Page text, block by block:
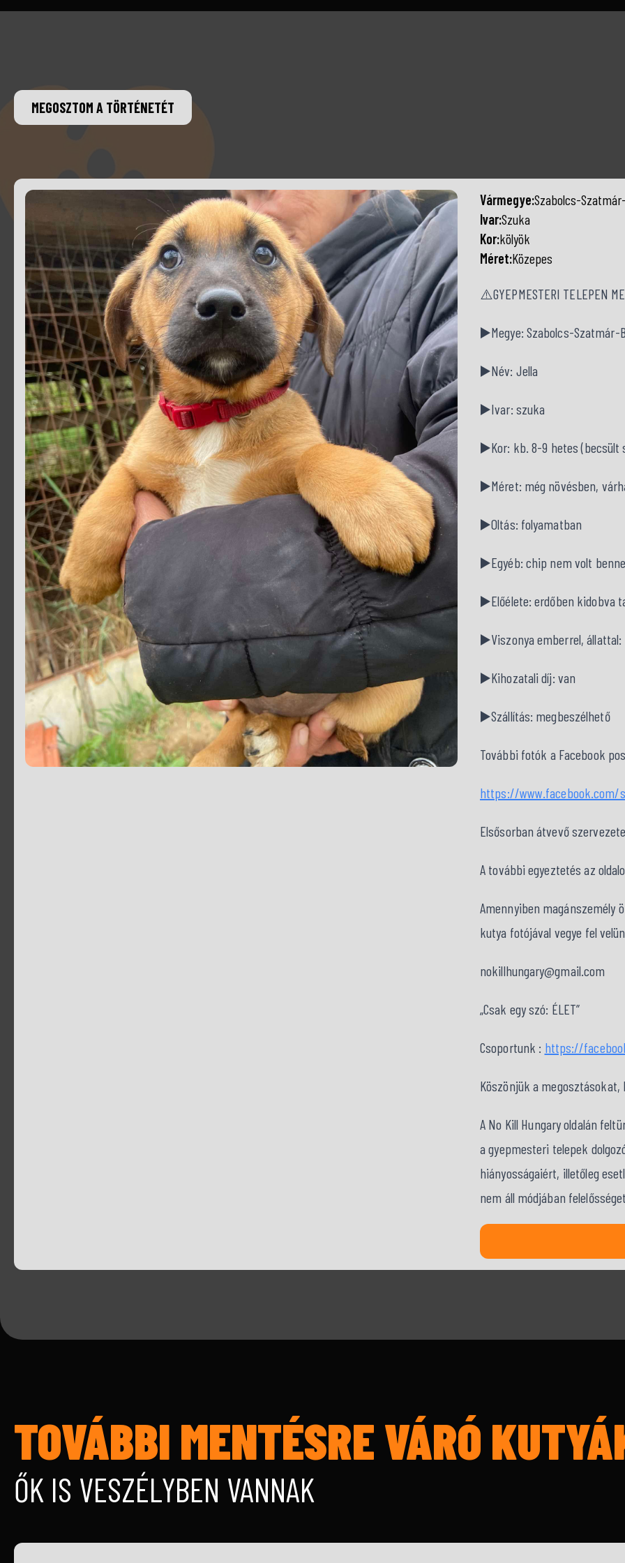
MEGOSZTOM A TÖRTÉNETÉT
Vármegye:Szabolcs-
Ivar:Szuka
Kor:kölyök
Méret:Közepes
⚠️GYEPMESTERI TELEPEN
▶️Megye: Szabolcs-Szatmár-
▶️Név: Jella
▶️Ivar: szuka
▶️Kor: kb. 8-9 hetes (becsült
▶️Méret: még növésben,
▶️Oltás: folyamatban
▶️Egyéb: chip nem volt
▶️Előélete: erdőben kidobva
▶️Viszonya emberrel,
▶️Kihozatali díj: van
▶️Szállítás: megbeszélhető
További fotók a Facebook
https://www.facebook.com/
Elsősorban átvevő
A további egyeztetés az
Amennyiben magánszemély
kutya fotójával vegye fel
nokillhungary@gmail.com
„Csak egy szó: ÉLET”
Csoportunk : https://
Köszönjük a
A No Kill Hungary oldalán
a gyepmesteri telepek
hiányosságaiért, illetőleg
nem áll módjában
TOVÁBBI MENTÉSRE VÁRÓ
ŐK IS VESZÉLYBEN VANNAK